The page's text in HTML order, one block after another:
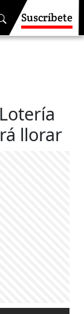
Suscríbete
llorar